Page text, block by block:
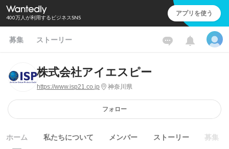
400万人が利用するビジネスSNS アプリを使う
募集 ストーリー
株式会社アイエスピー
https://www.isp21.co.jp 神奈川県
フォロー
ホーム 私たちについて メンバー ストーリー 募集